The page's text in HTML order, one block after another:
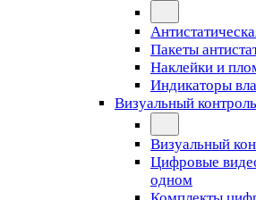
Пакеты
Наклейки и
Индикаторы
Визуальный контроль
Визуальный
Цифровые
одном